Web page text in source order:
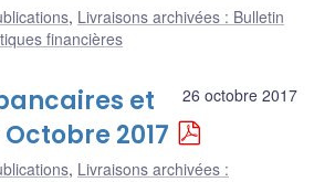
, Livraisons archivées : Bulletin
financières
26 octobre 2017
et
2017
, Livraisons archivées :